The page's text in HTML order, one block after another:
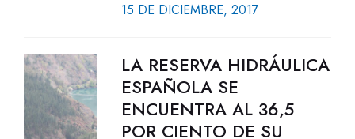
15 DE DICIEMBRE, 2017
LA RESERVA HIDRÁULICA
ESPAÑOLA SE
ENCUENTRA AL 36,5
POR CIENTO DE SU